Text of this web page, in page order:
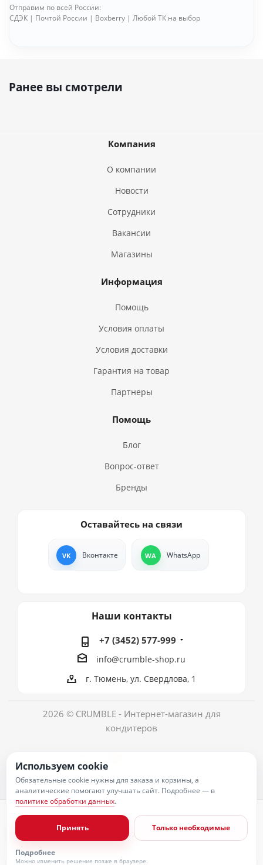
Отправим по всей России:
СДЭК | Почтой России | Boxberry | Любой ТК на выбор
Ранее вы смотрели
Компания
О компании
Новости
Сотрудники
Вакансии
Магазины
Информация
Помощь
Условия оплаты
Условия доставки
Гарантия на товар
Партнеры
Помощь
Блог
Вопрос-ответ
Бренды
Оставайтесь на связи
Вконтакте WhatsApp
Наши контакты
+7 (3452) 577-999
info@crumble-shop.ru
г. Тюмень, ул. Свердлова, 1
2026 © CRUMBLE - Интернет-магазин для
кондитеров
Согласие на обработку персональных данных
Публичная оферта
Пользовательское соглашение
Условия оплаты
Условия доставки
Используем cookie
Обязательные cookie нужны для заказа и корзины, а
аналитические помогают улучшать сайт. Подробнее — в
политике обработки данных.
Принять Только необходимые
Подробнее
Можно изменить решение позже в браузере.